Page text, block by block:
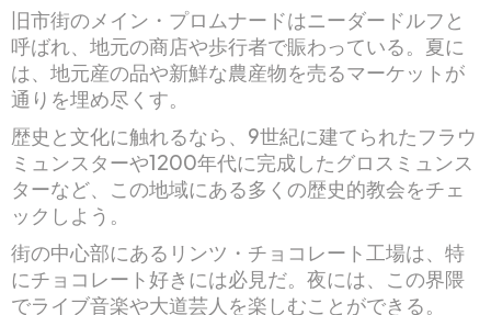
旧市街のメイン・プロムナードはニーダードルフと
呼ばれ、地元の商店や歩行者で賑わっている。夏に
は、地元産の品や新鮮な農産物を売るマーケットが
通りを埋め尽くす。
歴史と文化に触れるなら、9世紀に建てられたフラウ
ミュンスターや1200年代に完成したグロスミュンス
ターなど、この地域にある多くの歴史的教会をチェ
ックしよう。
街の中心部にあるリンツ・チョコレート工場は、特
にチョコレート好きには必見だ。夜には、この界隈
でライブ音楽や大道芸人を楽しむことができる。